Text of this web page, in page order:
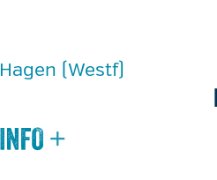
Hagen (Westf)